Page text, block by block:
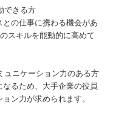
できる方
の仕事に携わる機会があ
スキルを能動的に高めて
ュニケーション力のある方
るため、大手企業の役員
ン力が求められます。